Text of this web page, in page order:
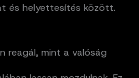
és helyettesítés között.
reagál, mint a valóság